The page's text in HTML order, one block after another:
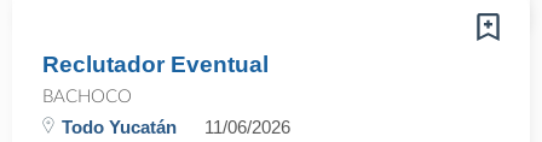
Reclutador Eventual
BACHOCO
Todo Yucatán 11/06/2026